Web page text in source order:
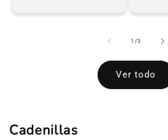
1 /de
3
Ver todo
Cadenillas